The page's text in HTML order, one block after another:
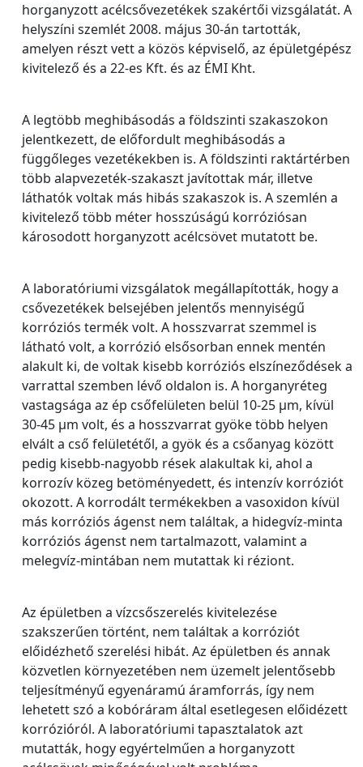
horganyzott acélcsővezetékek szakértői vizsgálatát. A
helyszíni szemlét 2008. május 30-án tartották,
amelyen részt vett a közös képviselő, az épületgépész
kivitelező és a 22-es Kft. és az ÉMI Kht.
A legtöbb meghibásodás a földszinti szakaszokon
jelentkezett, de előfordult meghibásodás a
függőleges vezetékekben is. A földszinti raktártérben
több alapvezeték-szakaszt javítottak már, illetve
láthatók voltak más hibás szakaszok is. A szemlén a
kivitelező több méter hosszúságú korróziósan
károsodott horganyzott acélcsövet mutatott be.
A laboratóriumi vizsgálatok megállapították, hogy a
csővezetékek belsejében jelentős mennyiségű
korróziós termék volt. A hosszvarrat szemmel is
látható volt, a korrózió elsősorban ennek mentén
alakult ki, de voltak kisebb korróziós elszíneződések a
varrattal szemben lévő oldalon is. A horganyréteg
vastagsága az ép csőfelületen belül 10-25 µm, kívül
30-45 µm volt, és a hosszvarrat gyöke több helyen
elvált a cső felületétől, a gyök és a csőanyag között
pedig kisebb-nagyobb rések alakultak ki, ahol a
korrozív közeg betöményedett, és intenzív korróziót
okozott. A korrodált termékekben a vasoxidon kívül
más korróziós ágenst nem találtak, a hidegvíz-minta
korróziós ágenst nem tartalmazott, valamint a
melegvíz-mintában nem mutattak ki réziont.
Az épületben a vízcsőszerelés kivitelezése
szakszerűen történt, nem találtak a korróziót
előidézhető szerelési hibát. Az épületben és annak
közvetlen környezetében nem üzemelt jelentősebb
teljesítményű egyenáramú áramforrás, így nem
lehetett szó a kobóráram által esetlegesen előidézett
korrózióról. A laboratóriumi tapasztalatok azt
mutatták, hogy egyértelműen a horganyzott